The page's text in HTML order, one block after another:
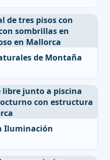
de Montaña
Iluminación